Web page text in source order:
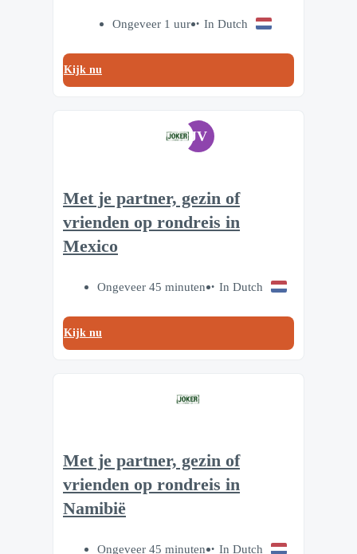
Ongeveer 1 uur In Dutch
Kijk nu
JV
Met je partner, gezin of
vrienden op rondreis in
Mexico
Ongeveer 45 minuten In Dutch
Kijk nu
Met je partner, gezin of
vrienden op rondreis in
Namibië
Ongeveer 45 minuten In Dutch